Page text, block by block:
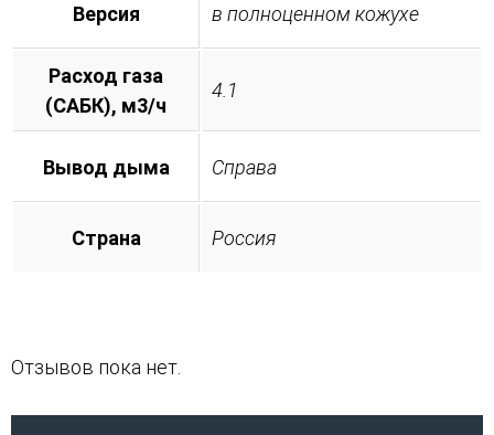
Версия в полноценном кожухе
Расход газа
(САБК), м3/ч
4.1
Вывод дыма Справа
Страна Россия
Отзывов пока нет.